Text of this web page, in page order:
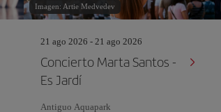
Imagen: Artie Medvedev
21 ago 2026 - 21 ago 2026
Concierto Marta Santos -
Es Jardí
Antiguo Aquapark